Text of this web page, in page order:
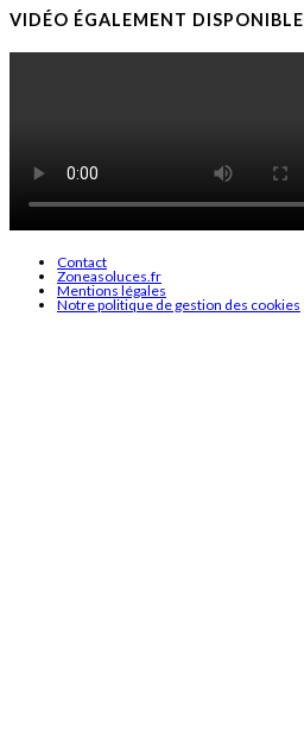
VIDÉO ÉGALEMENT DISPONIBLE
Contact
Zoneasoluces.fr
Mentions légales
Notre politique de gestion des cookies